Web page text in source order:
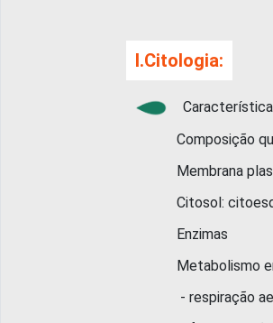
I.Citologia:
Composição
Membrana
Citosol:
Enzimas
Metabolismo
- respiração